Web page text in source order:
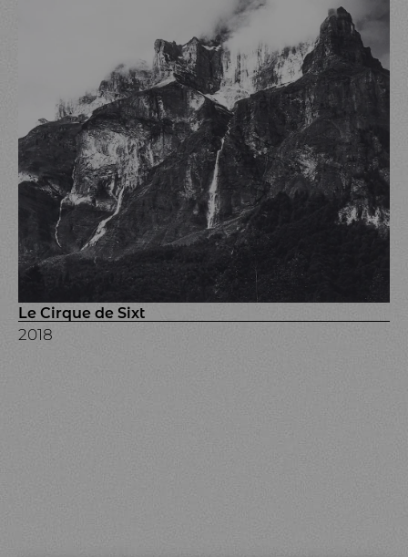
Le Cirque de Sixt
2018